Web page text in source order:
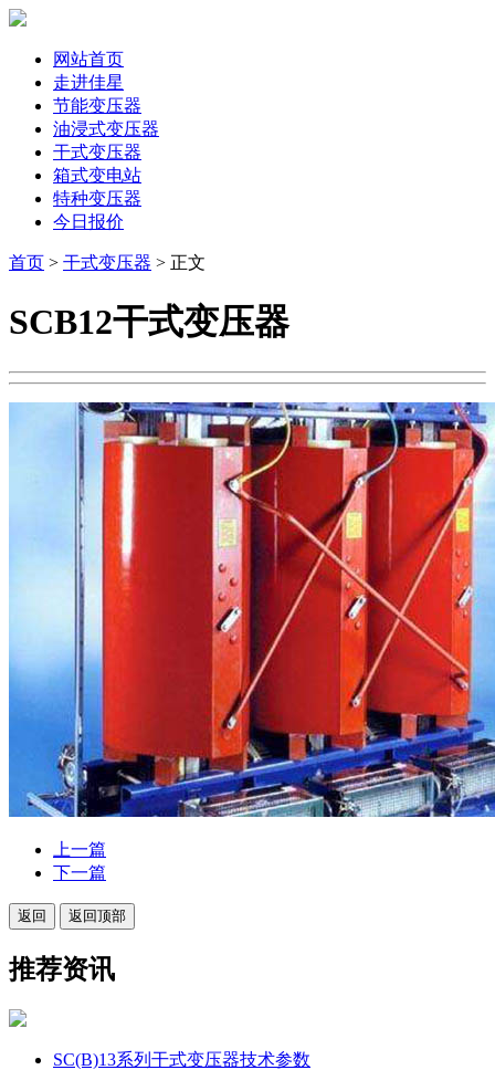
网站首页
走进佳星
节能变压器
油浸式变压器
干式变压器
箱式变电站
特种变压器
今日报价
首页 > 干式变压器 > 正文
SCB12干式变压器
上一篇
下一篇
返回 返回顶部
推荐资讯
SC(B)13系列干式变压器技术参数